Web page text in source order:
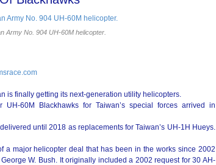
Army No. 904 UH-60M helicopter.
is finally getting its next-generation utility helicopters.
60M Blackhawks for Taiwan’s special forces arrived in
until 2018 as replacements for Taiwan’s UH-1H Hueys.
a major helicopter deal that has been in the works since 2002
W. Bush. It originally included a 2002 request for 30 AH-